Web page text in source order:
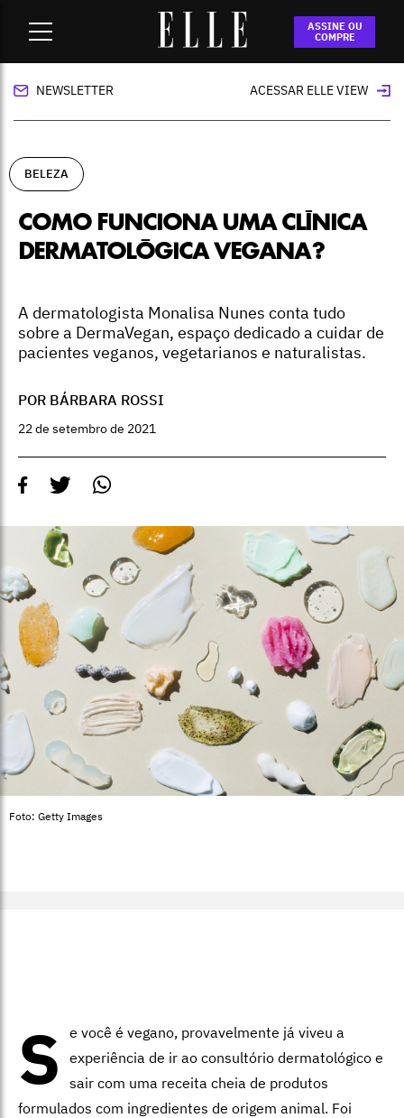
ASSINE OU
COMPRE
Como funciona uma clínica dermatológica
vegana?
NEWSLETTER ACESSAR ELLE VIEW
BELEZA
COMO FUNCIONA UMA CLÍNICA
DERMATOLÓGICA VEGANA?
A dermatologista Monalisa Nunes conta tudo
sobre a DermaVegan, espaço dedicado a cuidar de
pacientes veganos, vegetarianos e naturalistas.
POR BÁRBARA ROSSI
22 de setembro de 2021
Foto: Getty Images
S
e você é vegano, provavelmente já viveu a
experiência de ir ao consultório dermatológico e
sair com uma receita cheia de produtos
formulados com ingredientes de origem animal. Foi